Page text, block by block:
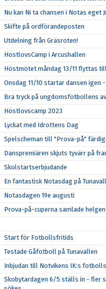
Nu kan Ni ta chansen i Notas eget
Skifte på ordförandeposten
Utdelning från Gräsroten!
HöstlovsCamp i Arcushallen
Höstmötet måndag 13/11 flyttas
Onsdag 11/10 startar dansen igen
Bra tryck på ungdomsfotbollens
Höstlovscamp 2023
Lyckat med Idrottens Dag
Spelscheman till "Prova-på"
Danspremiären skjuts tyvärr på
Skolstartserbjudande
En fantastisk Notasdag på
Notasdagen 19e augusti
Prova-på-cuperna samlade helgen
Start för Fotbollsfritids
Testade Gåfotboll på Tunavallen
Inbjudan till Notvikens IK:s
Skobytardagen 6/5 ställs in - fler